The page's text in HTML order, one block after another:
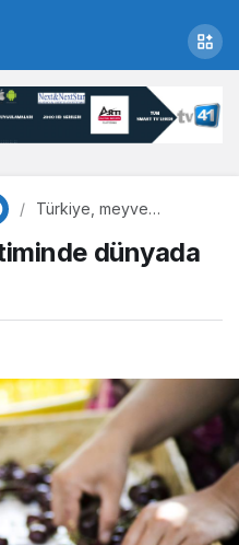
Türkiye, meyve
4’üncü sıradadünyada